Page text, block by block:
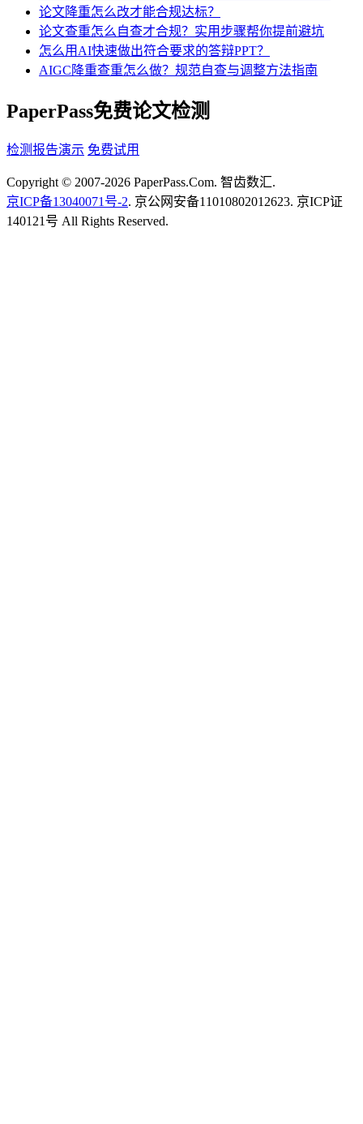
论文降重怎么改才能合规达标？
论文查重怎么自查才合规？实用步骤帮你提前避坑
怎么用AI快速做出符合要求的答辩PPT？
AIGC降重查重怎么做？规范自查与调整方法指南
PaperPass免费论文检测
检测报告演示 免费试用
Copyright © 2007-2026 PaperPass.Com. 智齿数汇.
京ICP备13040071号-2. 京公网安备11010802012623. 京ICP证
140121号 All Rights Reserved.